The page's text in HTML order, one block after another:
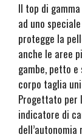
Il top di
ad uno
protegge la
anche le aree
gambe, petto
corpo taglia
Progettato per
indicatore di